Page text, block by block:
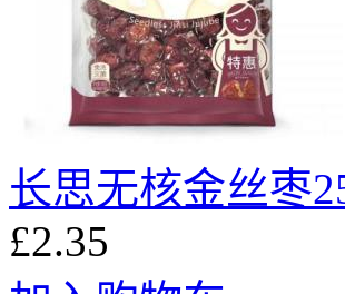
长思无核金丝枣
£2.35